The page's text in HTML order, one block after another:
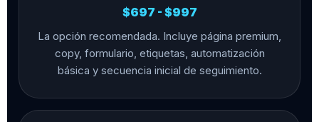
$697 - $997
La opción recomendada. Incluye página premium,
copy, formulario, etiquetas, automatización
básica y secuencia inicial de seguimiento.